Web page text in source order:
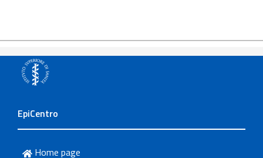
EpiCentro
Home page